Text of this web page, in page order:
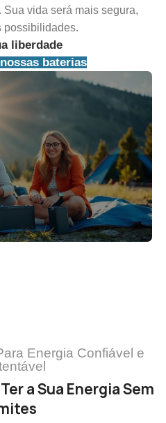
Sua vida será mais segura,
possibilidades.
liberdade
baterias
Energia Confiável e
a Sua Energia Sem